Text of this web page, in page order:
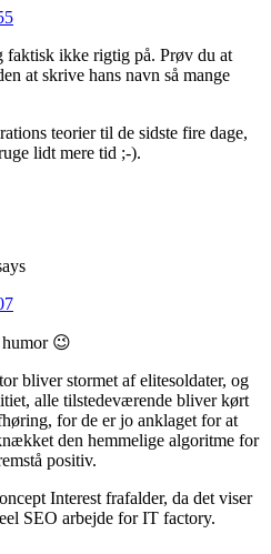
ikke rigtig på. Prøv du at
at skrive hans navn så mange
teorier til de sidste fire dage,
lidt mere tid ;-).
humor 😉
bliver stormet af elitesoldater, og
alle tilstedeværende bliver kørt
for de er jo anklaget for at
den hemmelige algoritme for
positiv.
Interest frafalder, da det viser
SEO arbejde for IT factory.